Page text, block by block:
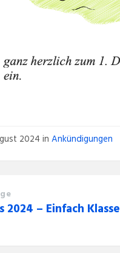
2024inAnkündigungen
2024 – Einfach Klasse